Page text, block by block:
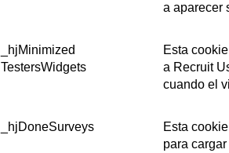
a aparecer
_hjMinimized
TestersWidgets
Esta
a Recruit
cuando el
_hjDoneSurveys
Esta
para